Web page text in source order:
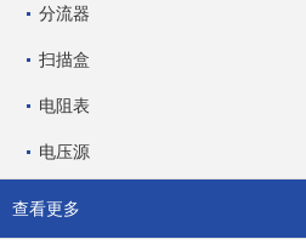
分流器
扫描盒
电阻表
电压源
查看更多